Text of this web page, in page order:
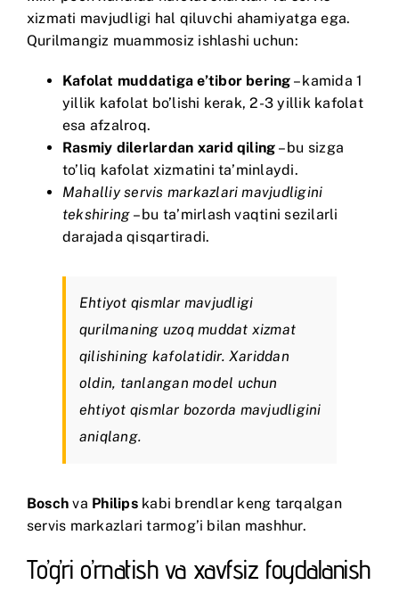
xizmati mavjudligi hal qiluvchi ahamiyatga ega.
Qurilmangiz muammosiz ishlashi uchun:
Kafolat muddatiga e’tibor bering – kamida 1
yillik kafolat bo’lishi kerak, 2-3 yillik kafolat
esa afzalroq.
Rasmiy dilerlardan xarid qiling – bu sizga
to’liq kafolat xizmatini ta’minlaydi.
Mahalliy servis markazlari mavjudligini
tekshiring – bu ta’mirlash vaqtini sezilarli
darajada qisqartiradi.
Ehtiyot qismlar mavjudligi
qurilmaning uzoq muddat xizmat
qilishining kafolatidir. Xariddan
oldin, tanlangan model uchun
ehtiyot qismlar bozorda mavjudligini
aniqlang.
Bosch va Philipskabi brendlar keng tarqalgan
servis markazlari tarmog’i bilan mashhur.
To’g’ri o’rnatish va xavfsiz foydalanish